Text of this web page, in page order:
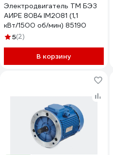
Электродвигатель ТМ БЭЗ
АИРЕ 80B4 IM2081 (1,1
кВт/1500 об/мин) 85190
5(2)
В корзину